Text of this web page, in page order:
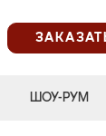
ШОУ-РУМ